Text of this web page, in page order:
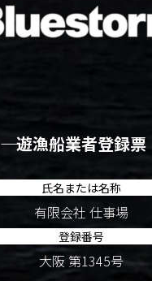
―― 遊漁船業者登録票 ――
氏名または名称
有限会社 仕事場
登録番号
大阪 第1345号